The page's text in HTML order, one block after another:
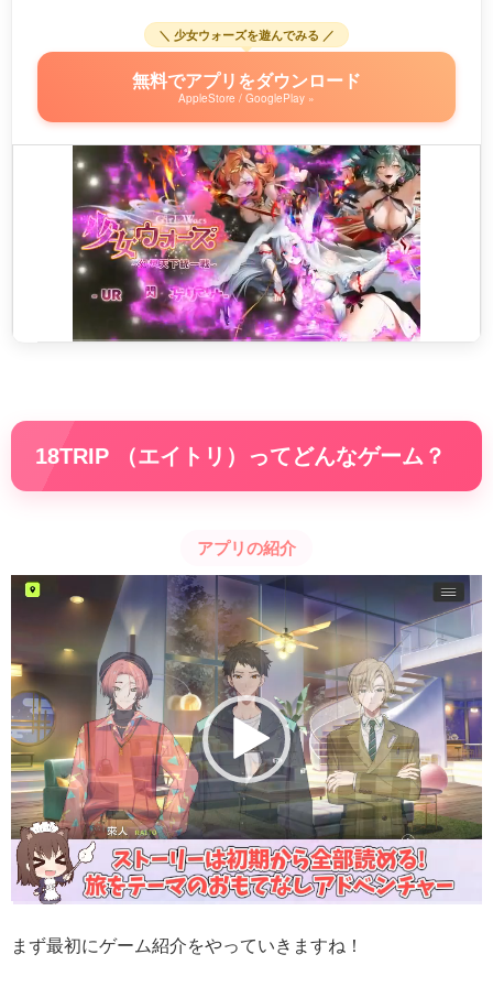
＼ 少女ウォーズを遊んでみる ／
無料でアプリをダウンロード
AppleStore / GooglePlay »
18TRIP （エイトリ）ってどんなゲーム？
アプリの紹介
動
レ
ー
ヤ
ー
まず最初にゲーム紹介をやっていきますね！